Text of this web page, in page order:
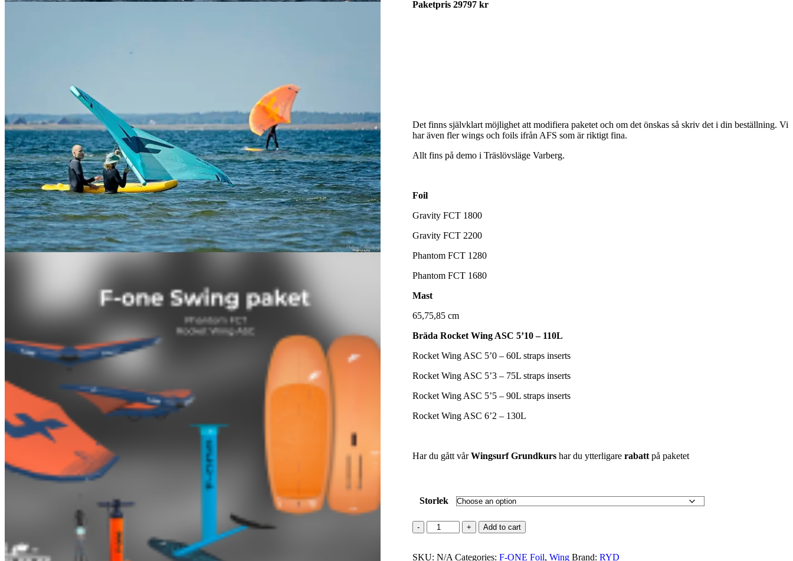
Paketpris 29797 kr
Det finns självklart möjlighet att modifiera paketet och om det önskas så skriv det i din beställning. Vi
har även fler wings och foils ifrån AFS som är riktigt fina.
Allt fins på demo i Träslövsläge Varberg.
Foil
Gravity FCT 1800
Gravity FCT 2200
Phantom FCT 1280
Phantom FCT 1680
Mast
65,75,85 cm
Bräda Rocket Wing ASC 5’10 – 110L
Rocket Wing ASC 5’0 – 60L straps inserts
Rocket Wing ASC 5’3 – 75L straps inserts
Rocket Wing ASC 5’5 – 90L straps inserts
Rocket Wing ASC 6’2 – 130L
Har du gått vårWingsurf Grundkurshar du ytterligare rabattpå paketet
Storlek
Wingfoil
Packet
för
Add to cart
SKU: N/A Categories: F-ONE Foil, Wing Brand: RYD